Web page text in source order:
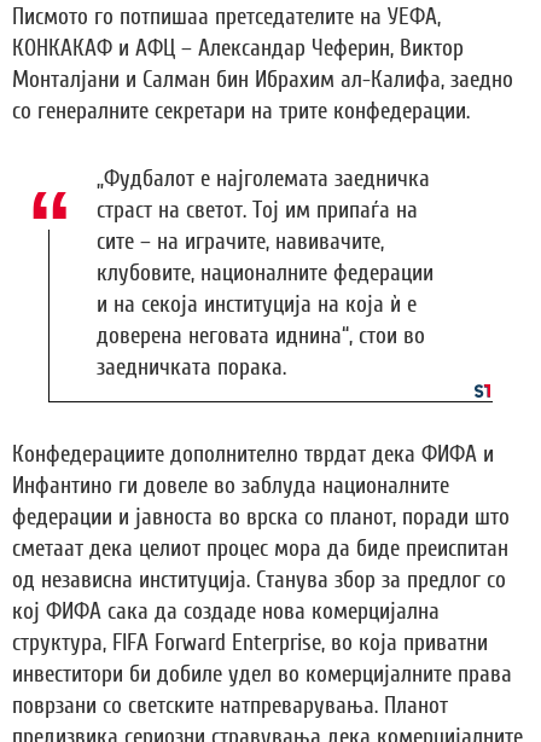
Писмото го потпишаа претседателите на УЕФА,
КОНКАКАФ и АФЦ – Александар Чеферин, Виктор
Монталјани и Салман бин Ибрахим ал-Калифа, заедно
со генералните секретари на трите конфедерации.
„Фудбалот е најголемата заедничка
страст на светот. Тој им припаѓа на
сите – на играчите, навивачите,
клубовите, националните федерации
и на секоја институција на која ѝ е
доверена неговата иднина“, стои во
заедничката порака.
Конфедерациите дополнително тврдат дека ФИФА и
Инфантино ги довеле во заблуда националните
федерации и јавноста во врска со планот, поради што
сметаат дека целиот процес мора да биде преиспитан
од независна институција. Станува збор за предлог со
кој ФИФА сака да создаде нова комерцијална
структура, FIFA Forward Enterprise, во која приватни
инвеститори би добиле удел во комерцијалните права
поврзани со светските натпреварувања. Планот